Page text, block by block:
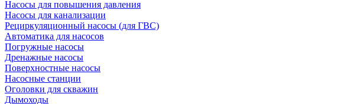
Насосы для повышения давления
Насосы для канализации
Рециркуляционный насосы (для ГВС)
Автоматика для насосов
Погружные насосы
Дренажные насосы
Поверхностные насосы
Насосные станции
Оголовки для скважин
Дымоходы